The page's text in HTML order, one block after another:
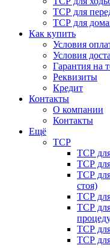
ТСР для
ТСР для
Как купить
Условия
Условия
Гарантия на
Реквизиты
Кредит
Контакты
О компании
Контакты
Ещё
ТСР
ТСР
ТСР
ТСР
стоя)
ТСР
ТСР
ТСР
ТСР